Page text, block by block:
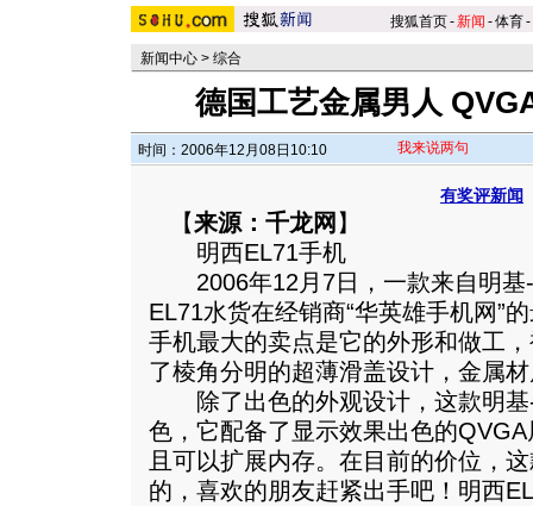
搜狐首页-新闻 -体育-
新闻中心 > 综合
德国工艺金属男人
时间：2006年12月08日10:10 我来说两句
有奖评新闻
【来源：千龙网 】
明西EL71手机
2006年12月7日，一款来自明基-
EL71水货在经销商“华英雄手机网”
手机最大的卖点是它的外形和做工
了棱角分明的超薄滑盖设计，金属
除了出色的外观设计，这款明基
色，它配备了显示效果出色的
且可以扩展内存。在目前的价位，
的，喜欢的朋友赶紧出手吧！明西